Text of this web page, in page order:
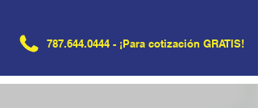
787.644.0444- ¡Para cotización GRATIS!